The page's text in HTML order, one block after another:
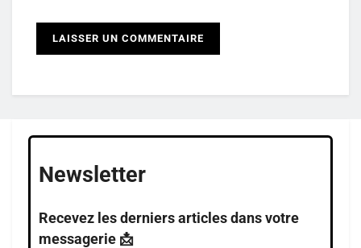
Newsletter
Recevez les derniers articles dans votre
messagerie 📩